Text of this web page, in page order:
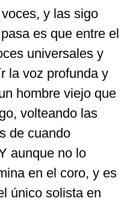
y las sigo
es que entre el
universales y
la voz profunda y
hombre viejo que
volteando las
de cuando
aunque no lo
en el coro, y es
único solista en